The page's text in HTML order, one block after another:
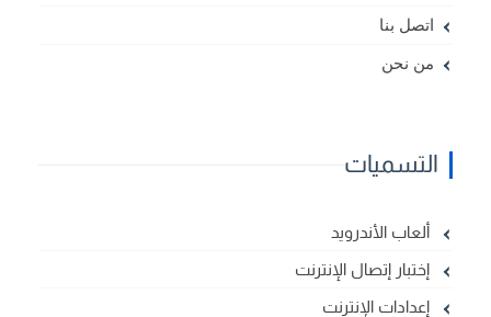
اتصل بنا
من نحن
التسميات
ألعاب الأندرويد
إختبار إتصال الإنترنت
إعدادات الإنترنت